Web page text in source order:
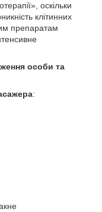
оскільки
клітинних
препаратам
: